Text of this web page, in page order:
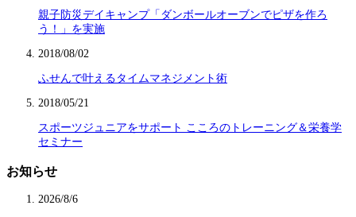
親子防災デイキャンプ「ダンボールオーブンでピザを作ろ
う！」を実施
2018/08/02
ふせんで叶えるタイムマネジメント術
2018/05/21
スポーツジュニアをサポート こころのトレーニング＆栄養学
セミナー
お知らせ
2026/8/6